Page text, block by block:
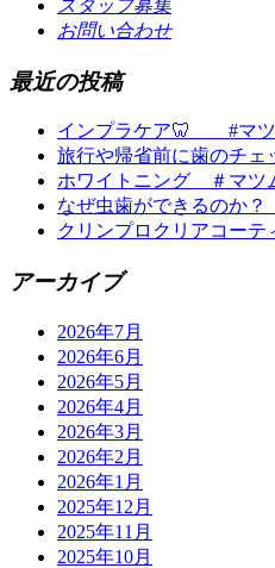
スタッフ募集
お問い合わせ
最近の投稿
インプラケア🦷 #マ
旅行や帰省前に歯のチ
ホワイトニング ＃マ
なぜ虫歯ができるのか
クリンプロクリアコー
アーカイブ
2026年7月
2026年6月
2026年5月
2026年4月
2026年3月
2026年2月
2026年1月
2025年12月
2025年11月
2025年10月